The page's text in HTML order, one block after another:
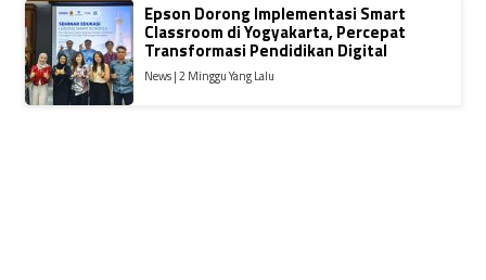
Epson Dorong Implementasi Smart
Classroom di Yogyakarta, Percepat
Transformasi Pendidikan Digital
News | 2 Minggu Yang Lalu